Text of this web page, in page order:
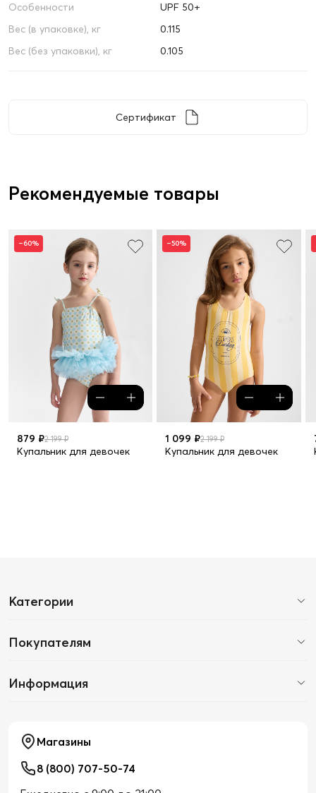
Особенности
UPF 50+
Вес (в упаковке), кг
0.115
Вес (без упаковки), кг
0.105
Сертификат
Рекомендуемые товары
–60%
879 ₽2 199 ₽
Купальник для девочек
–50%
1 099 ₽2 199 ₽
Купальник для девочек
Категории
Покупателям
Информация
Магазины
8 (800) 707-50-74